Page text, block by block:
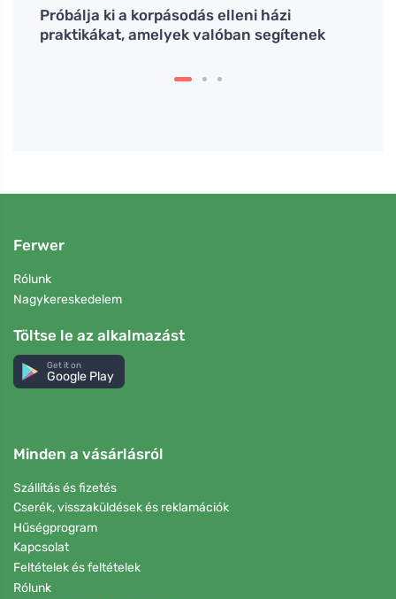
Próbálja ki a korpásodás elleni házi
praktikákat, amelyek valóban segítenek
Ferwer
Rólunk
Nagykereskedelem
Töltse le az alkalmazást
Get it on
Google Play
Minden a vásárlásról
Szállítás és fizetés
Cserék, visszaküldések és reklamációk
Hűségprogram
Kapcsolat
Feltételek és feltételek
Rólunk